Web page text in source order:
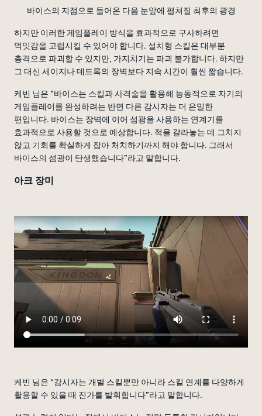
바이스의 지점으로 들어온 다음 눈앞에 펼쳐질 최후의 광경
하지만 이러한 게임플레이 방식을 효과적으로 구사하려면
먹잇감을 고립시킬 수 있어야 합니다. 설치형 스킬은 대부분
총격으로 파괴할 수 있지만, 가지치기는 파괴 불가합니다. 하지만
그 대신 세이지나 데드록의 장벽보다 지속 시간이 훨씬 짧습니다.
케빈 님은 “바이스는 스킬과 사격술을 활용해 능동적으로 자기의
게임플레이를 완성하려는 반면 다른 감시자는 더 은밀한
편입니다. 바이스는 장벽에 이어 섬광을 사용하는 연계기를
효과적으로 사용할 것으로 예상합니다. 적을 갈라놓는 데 그치지
않고 기회를 확실하게 잡아 처치하기까지 해야 합니다. 그래서
바이스의 섬광이 탄생했습니다”라고 말합니다.
아크 장미
케빈 님은 “감시자는 개별 스킬뿐만 아니라 스킬 연계를 다양하게
활용할 수 있을 때 진가를 발휘합니다”라고 말합니다.